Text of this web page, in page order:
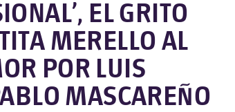
EL GRITO
MERELLO AL
POR LUIS
MASCAREÑO